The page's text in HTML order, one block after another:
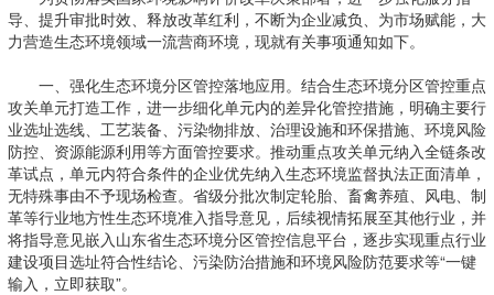
导、提升审批时效、释放改革红利，不断为企业减负、为市场赋能，大
力营造生态环境领域一流营商环境，现就有关事项通知如下。
一、强化生态环境分区管控落地应用。结合生态环境分区管控重点
攻关单元打造工作，进一步细化单元内的差异化管控措施，明确主要行
业选址选线、工艺装备、污染物排放、治理设施和环保措施、环境风险
防控、资源能源利用等方面管控要求。推动重点攻关单元纳入全链条改
革试点，单元内符合条件的企业优先纳入生态环境监督执法正面清单，
无特殊事由不予现场检查。省级分批次制定轮胎、畜禽养殖、风电、制
革等行业地方性生态环境准入指导意见，后续视情拓展至其他行业，并
将指导意见嵌入山东省生态环境分区管控信息平台，逐步实现重点行业
建设项目选址符合性结论、污染防治措施和环境风险防范要求等“一键
输入，立即获取”。